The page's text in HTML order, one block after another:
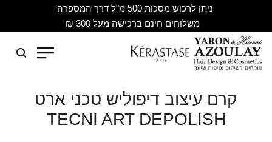
ניתן לרכוש מסכות 500 מ"ל דרך המספרה
משלוחים חינם ברכישה מעל 300 ₪
קרם עיצוב דיפוליש טכני ארט
TECNI ART DEPOLISH